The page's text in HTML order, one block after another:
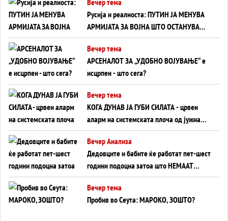
Русија и реалноста: ПУТИН ЈА МЕНУВА
АРМИЈАТА ЗА ВОЈНА ШТО ОСТАНУВА
БЕЗ ФРОНТ
Вечер тема
АРСЕНАЛОТ ЗА „УДОБНО ВОЈУВАЊЕ“ е
исцрпен - што сега?
Вечер тема
КОГА ДУНАВ ЈА ГУБИ СИЛАТА - црвен
аларм на системската плоча од јужна
Германија до Црното Море...
Вечер Анализа
Дедовците и бабите ќе работат пет-шест
години подоцна затоа што НЕМААТ
ВНУЦИ ДА ГИ ЗАМЕНАТ
Вечер тема
Пробив во Сеута: МАРОКО, ЗОШТО?